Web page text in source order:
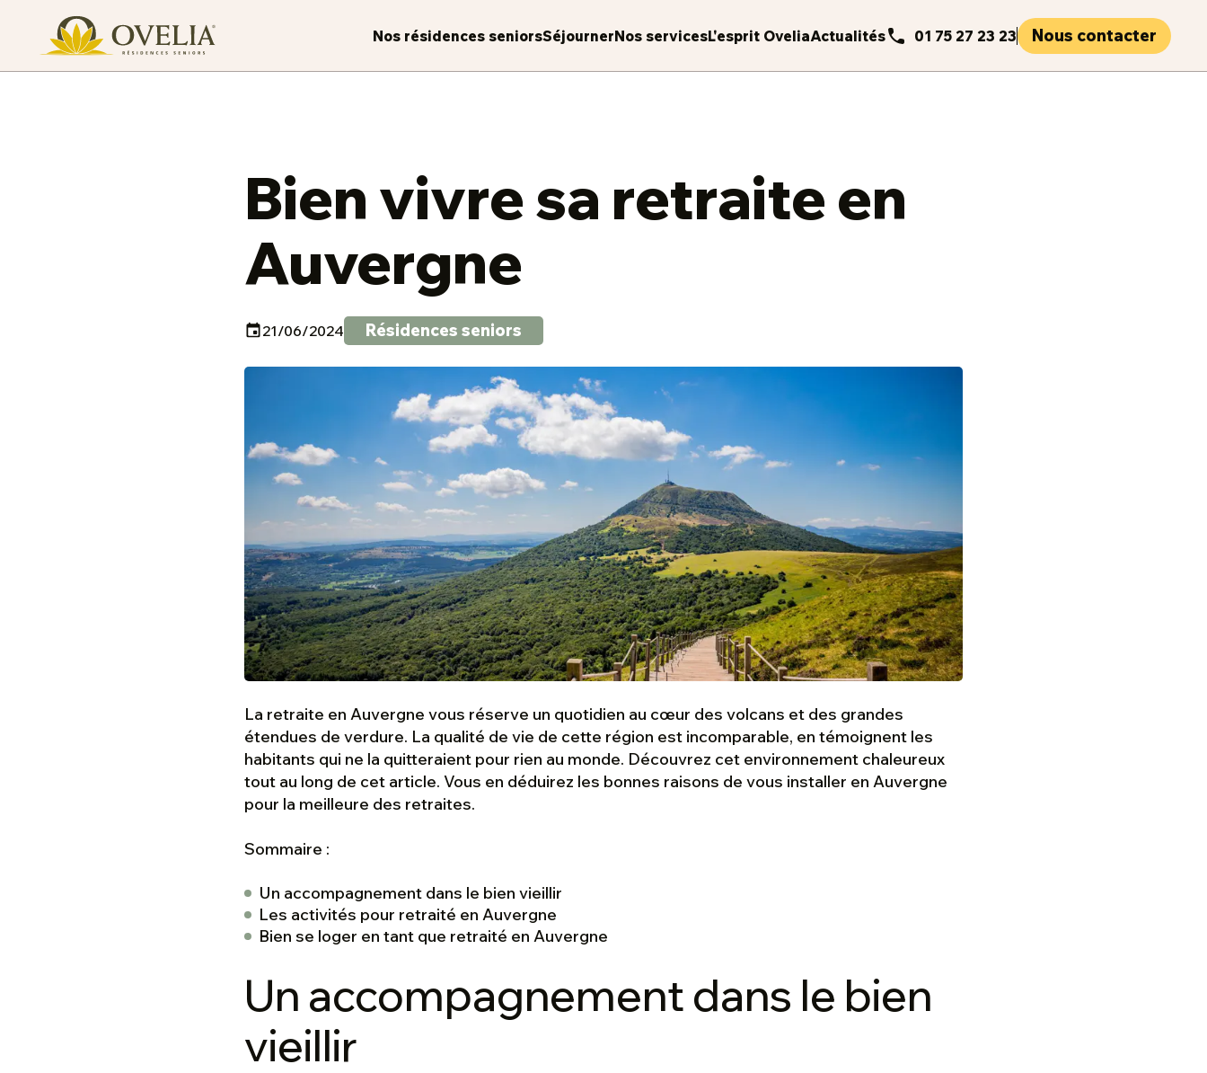
Nos résidences seniorsSéjournerNos servicesL'esprit OveliaActualités 01 75 27 23 23 Nous contacter
Bien vivre sa retraite en
Auvergne
21/06/2024 Résidences seniors
La retraite en Auvergne vous réserve un quotidien au cœur des volcans et des grandes
étendues de verdure. La qualité de vie de cette région est incomparable, en témoignent les
habitants qui ne la quitteraient pour rien au monde. Découvrez cet environnement chaleureux
tout au long de cet article. Vous en déduirez les bonnes raisons de vous installer en Auvergne
pour la meilleure des retraites.
Sommaire :
Un accompagnement dans le bien vieillir
Les activités pour retraité en Auvergne
Bien se loger en tant que retraité en Auvergne
Un accompagnement dans le bien
vieillir